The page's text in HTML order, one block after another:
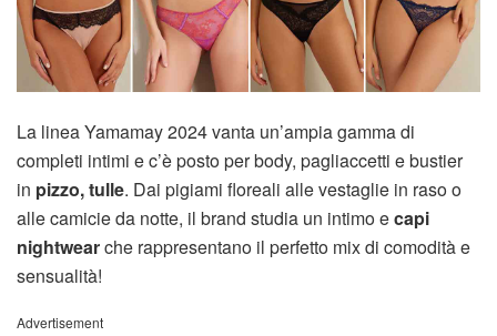
La linea Yamamay 2024 vanta un’ampia gamma di
completi intimi e c’è posto per body, pagliaccetti e bustier
in pizzo, tulle. Dai pigiami floreali alle vestaglie in raso o
alle camicie da notte, il brand studia un intimo ecapi
nightwearche rappresentano il perfetto mix di comodità e
sensualità!
Advertisement